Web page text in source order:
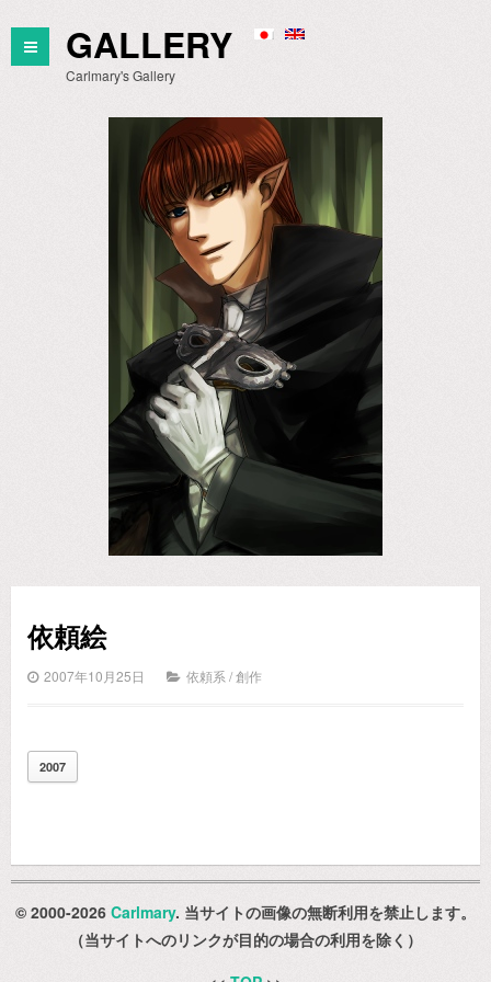
GALLERY
Carlmary's Gallery
依頼絵
2007年10月25日 依頼系 /創作
2007
© 2000-2026 Carlmary. 当サイトの画像の無断利用を禁止します。
（当サイトへのリンクが目的の場合の利用を除く）